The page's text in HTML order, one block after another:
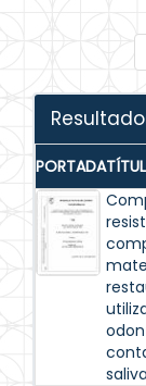
PORTADA